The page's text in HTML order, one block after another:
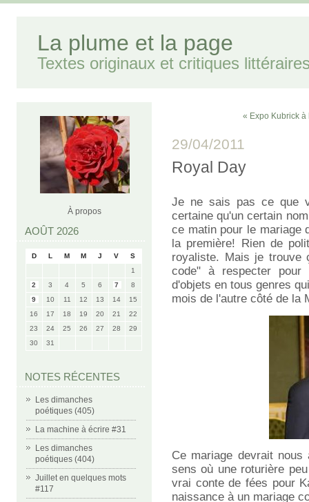
La plume et la page
Textes originaux et critiques
À propos
AOÛT 2026
D L M M J V
S
1
2
3 4 5 6 7
8
9
10 11 12 13 14
15
16
17 18 19 20 21
22
23
24 25 26 27 28
29
30
31
NOTES RÉCENTES
Les dimanches
poétiques (405)
La machine à écrire #31
Les dimanches
poétiques (404)
Juillet en quelques mots
#117
« Expo Kubrick
29/04/2011
Royal Day
Je ne sais pas ce que
certaine qu'un certain
ce matin pour le mariage
la première! Rien de
royaliste. Mais je trouve
code" à respecter
d'objets en tous genres
mois de l'autre côté de la
Ce mariage devrait
sens où une roturière
vrai conte de fées pour
naissance à un mariage